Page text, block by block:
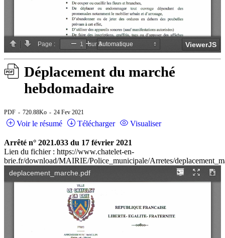
Déplacement du marché
hebdomadaire
PDF 720.88Ko 24 Fev 2021
Voir le résumé Télécharger Visualiser
Arrêté n° 2021.033 du 17 février 2021
Lien du fichier : https://www.chatelet-en-
brie.fr/download/MAIRIE/Police_municipale/Arretes/